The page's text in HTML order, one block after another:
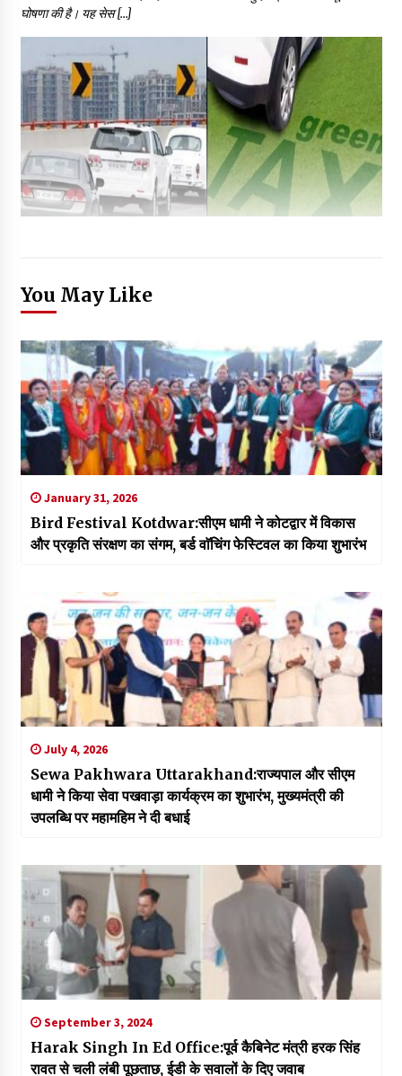
घोषणा की है। यह सेस […]
You May Like
January 31, 2026
Bird Festival Kotdwar:सीएम धामी ने कोटद्वार में विकास
और प्रकृति संरक्षण का संगम, बर्ड वाॅचिंग फेस्टिवल का किया शुभारंभ
July 4, 2026
Sewa Pakhwara Uttarakhand:राज्यपाल और सीएम
धामी ने किया सेवा पखवाड़ा कार्यक्रम का शुभारंभ, मुख्यमंत्री की
उपलब्धि पर महामहिम ने दी बधाई
September 3, 2024
Harak Singh In Ed Office:पूर्व कैबिनेट मंत्री हरक सिंह
रावत से चली लंबी पूछताछ, ईडी के सवालों के दिए जवाब